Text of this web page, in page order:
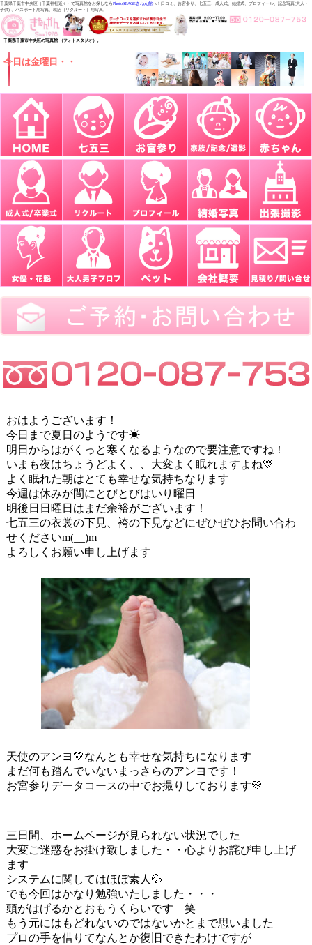
千葉県千葉市中央区（千葉神社近く）で写真館をお探しならPhotoSTAGEきねん館へ！口コミ、お宮参り、七五三、成人式、結婚式、プロフィール、記念写真(大人・
子供) 、パスポート用写真、就活（リクルート）用写真。
千葉県千葉市中央区の写真館 （フォトスタジオ）。
今日は金曜日・・
おはようございます！
今日まで夏日のようです☀
明日からはがくっと寒くなるようなので要注意ですね！
いまも夜はちょうどよく、、大変よく眠れますよね💛
よく眠れた朝はとても幸せな気持ちなります
今週は休みが間にとびとびはいり曜日
明後日日曜日はまだ余裕がございます！
七五三の衣裳の下見、袴の下見などにぜひぜひお問い合わ
せくださいm(__)m
よろしくお願い申し上げます
天使のアンヨ💛なんとも幸せな気持ちになります
まだ何も踏んでいないまっさらのアンヨです！
お宮参りデータコースの中でお撮りしております💛
三日間、ホームページが見られない状況でした
大変ご迷惑をお掛け致しました・・心よりお詫び申し上げ
ます
システムに関してはほぼ素人💦
でも今回はかなり勉強いたしました・・・
頭がはげるかとおもうくらいです 笑
もう元にはもどれないのではないかとまで思いました
プロの手を借りてなんとか復旧できたわけですが